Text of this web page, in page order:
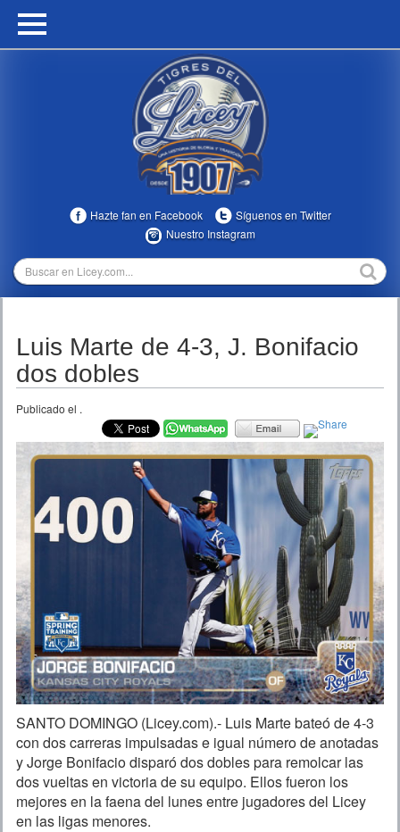
HOME
MULTIMEDIA
TEMPORADAS
Hazte fan en Facebook
Síguenos en Twitter
Nuestro Instagram
Luis Marte de 4-3, J. Bonifacio
dos dobles
Publicado el .
SANTO DOMINGO (Licey.com).- Luis Marte bateó de 4-3
con dos carreras impulsadas e igual número de anotadas
y Jorge Bonifacio disparó dos dobles para remolcar las
dos vueltas en victoria de su equipo. Ellos fueron los
mejores en la faena del lunes entre jugadores del Licey
en las ligas menores.